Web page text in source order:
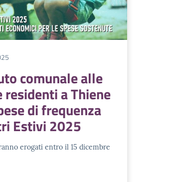
comunale alle
a Thiene
di frequenza
Estivi 2025
erogati entro il 15 dicembre